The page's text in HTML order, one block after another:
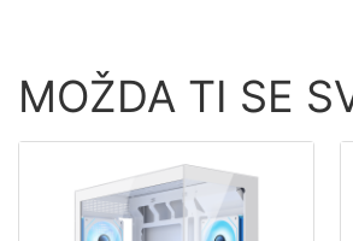
MOŽDA TI SE